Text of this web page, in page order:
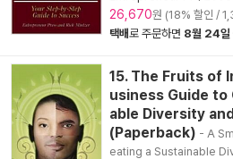
26,670원 (18% 할인 /
택배로 주문하면 8월 24일
15. The Fruits of
usiness Guide to
able Diversity
(Paperback) - A
eating a Sustainable